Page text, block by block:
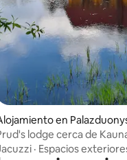
en
lodge cerca de
· Espacios